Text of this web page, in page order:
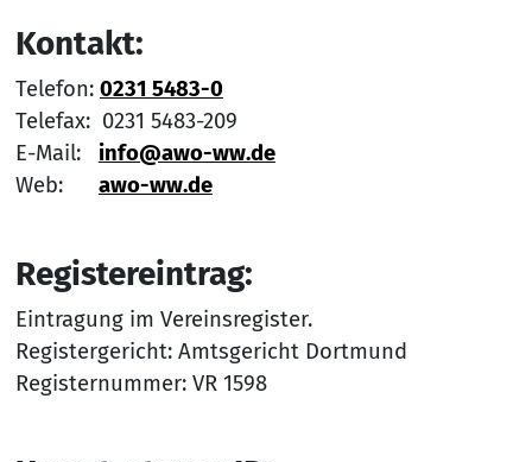
Kontakt:
Telefon: 0231 5483-0
Telefax: 0231 5483-209
E-Mail: info@awo-ww.de
Web: awo-ww.de
Registereintrag:
Eintragung im Vereinsregister.
Registergericht: Amtsgericht Dortmund
Registernummer: VR 1598